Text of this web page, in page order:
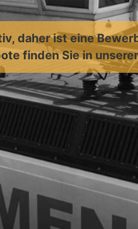
daher ist eine
finden Sie in